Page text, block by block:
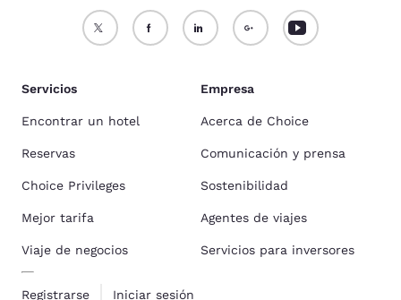
Servicios
Encontrar un hotel
Reservas
Choice Privileges
Mejor tarifa
Viaje de negocios
Registrarse Iniciar sesión
Empresa
Acerca de Choice
Comunicación y prensa
Sostenibilidad
Agentes de viajes
Servicios para inversores